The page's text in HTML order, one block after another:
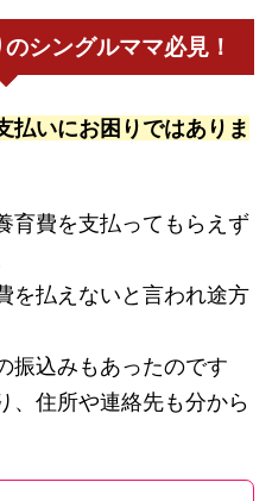
シングルママ必見！
払いにお困りではありま
育費を支払ってもらえず
を払えないと言われ途方
振込みもあったのです
、住所や連絡先も分から